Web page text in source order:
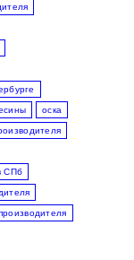
оска
СПб